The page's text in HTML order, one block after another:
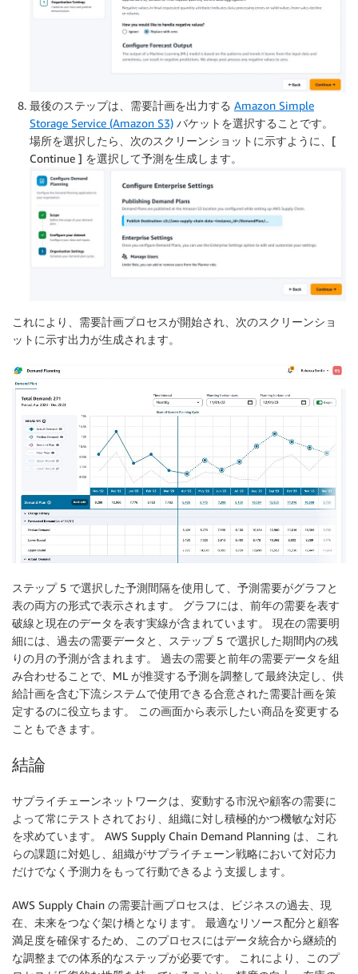
最後のステップは、需要計画を出力する Amazon Simple
Storage Service (Amazon S3) バケットを選択することです。
場所を選択したら、次のスクリーンショットに示すように、[
Continue ] を選択して予測を生成します。
これにより、需要計画プロセスが開始され、次のスクリーンショ
ットに示す出力が生成されます。
ステップ 5 で選択した予測間隔を使用して、予測需要がグラフと
表の両方の形式で表示されます。 グラフには、前年の需要を表す
破線と現在のデータを表す実線が含まれています。 現在の需要明
細には、過去の需要データと、ステップ 5 で選択した期間内の残
りの月の予測が含まれます。 過去の需要と前年の需要データを組
み合わせることで、ML が推奨する予測を調整して最終決定し、供
給計画を含む下流システムで使用できる合意された需要計画を策
定するのに役立ちます。 この画面から表示したい商品を変更する
こともできます。
結論
サプライチェーンネットワークは、変動する市況や顧客の需要に
よって常にテストされており、組織に対し積極的かつ機敏な対応
を求めています。 AWS Supply Chain Demand Planning は、これ
らの課題に対処し、組織がサプライチェーン戦略において対応力
だけでなく予測力をもって行動できるよう支援します。
AWS Supply Chain の需要計画プロセスは、ビジネスの過去、現
在、未来をつなぐ架け橋となります。 最適なリソース配分と顧客
満足度を確保するため、このプロセスにはデータ統合から継続的
な調整までの体系的なステップが必要です。 これにより、このプ